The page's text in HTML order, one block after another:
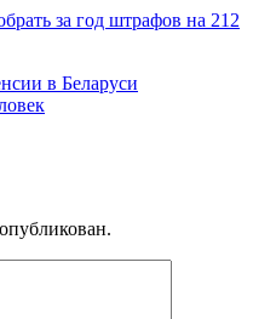
за год штрафов на 212
в Беларуси